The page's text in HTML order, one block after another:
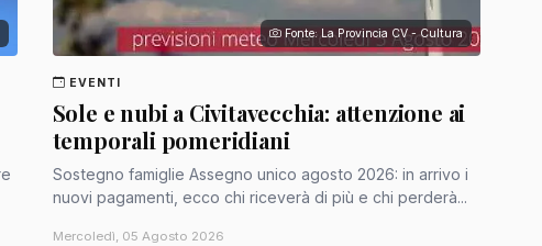
Fonte: La Provincia CV - Cultura
EVENTI
Sole e nubi a Civitavecchia: attenzione ai
temporali pomeridiani
Sostegno famiglie Assegno unico agosto 2026: in arrivo i
nuovi pagamenti, ecco chi riceverà di più e chi perderà...
Mercoledì, 05 Agosto 2026